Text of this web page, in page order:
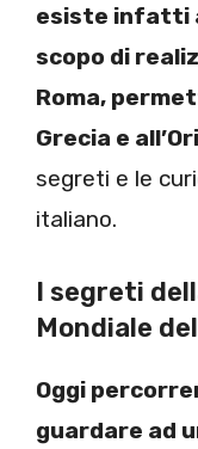
esiste infatti
scopo di
Roma,
Grecia e
segreti e le
italiano.
I segreti
Mondiale
Oggi
guardare ad